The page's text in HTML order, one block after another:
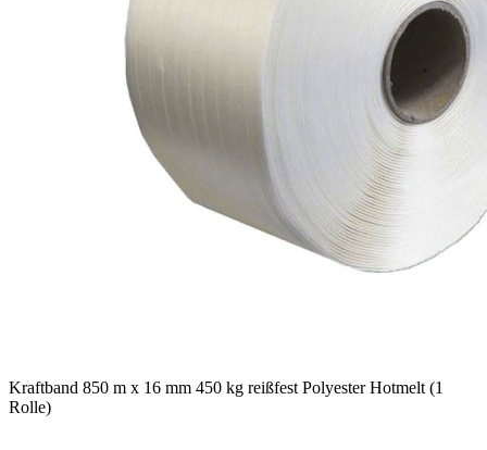
Kraftband 850 m x 16 mm 450 kg reißfest Polyester Hotmelt (1
Rolle)